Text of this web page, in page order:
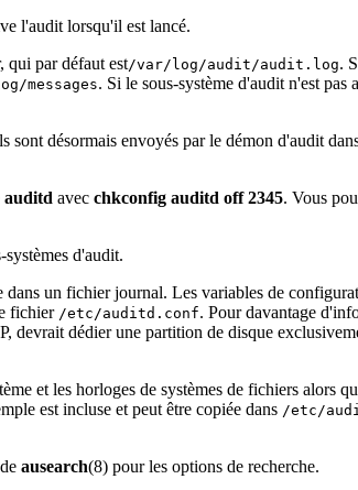
l'audit lorsqu'il est lancé.
qui par défaut est/var/log/audit/audit.log.
messages. Si le sous-système d'audit n'est pas
sont désormais envoyés par le démon d'audit
auditd avec chkconfig auditd off 2345. Vous
d'audit.
un fichier journal. Les variables de
fichier /etc/auditd.conf. Pour davantage
devrait dédier une partition de disque
et les horloges de systèmes de fichiers alors
est incluse et peut être copiée dans /etc/
ausearch(8) pour les options de recherche.